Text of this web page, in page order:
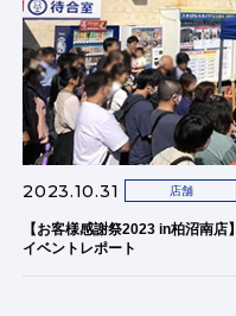
2023.10.31 店舗
【お客様感謝祭2023 in柏沼南店】
イベントレポート